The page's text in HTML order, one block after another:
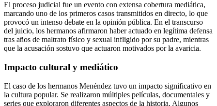
El proceso judicial fue un evento con extensa cobertura mediática,
marcando uno de los primeros casos transmitidos en directo, lo que
provocó un intenso debate en la opinión pública. En el transcurso
del juicio, los hermanos afirmaron haber actuado en legítima defensa
tras años de maltrato físico y sexual infligido por su padre, mientras
que la acusación sostuvo que actuaron motivados por la avaricia.
Impacto cultural y mediático
El caso de los hermanos Menéndez tuvo un impacto significativo en
la cultura popular. Se realizaron múltiples películas, documentales y
series que exploraron diferentes aspectos de la historia. Algunos